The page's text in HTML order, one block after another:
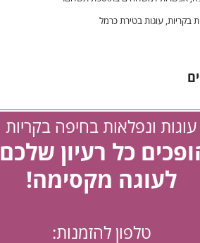
בקריות, עוגות בטירת כרמל
עוגות ונפלאות בחיפה בקריות
כל רעיון שלכם
לעוגה מקסימה!
טלפון להזמנות: